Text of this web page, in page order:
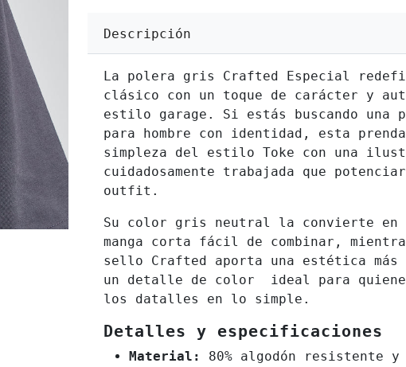
Descripción
La polera gris Crafted Especial
clásico con un toque de carácter y
estilo garage. Si estás buscando una
para hombre con identidad, esta
simpleza del estilo Toke con una
cuidadosamente trabajada que
outfit.
Su color gris neutral la convierte en
manga corta fácil de combinar,
sello Crafted aporta una estética más
un detalle de color ideal para
los datalles en lo simple.
Detalles y especificaciones
Material:
80% algodón resistente y